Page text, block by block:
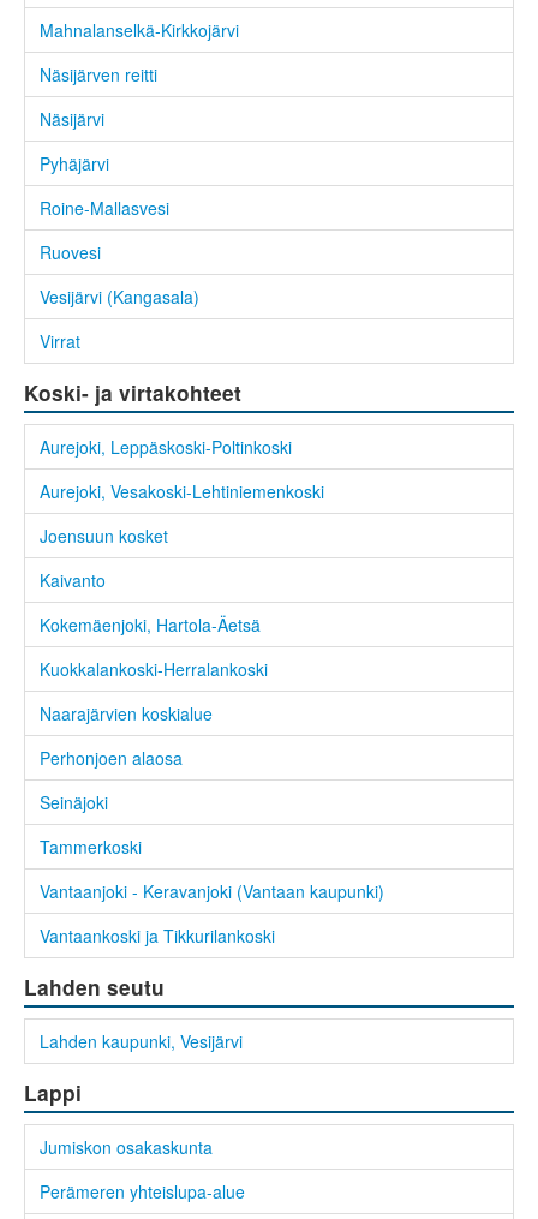
Mahnalanselkä-Kirkkojärvi
Näsijärven reitti
Näsijärvi
Pyhäjärvi
Roine-Mallasvesi
Ruovesi
Vesijärvi (Kangasala)
Virrat
Koski- ja virtakohteet
Aurejoki, Leppäskoski-Poltinkoski
Aurejoki, Vesakoski-Lehtiniemenkoski
Joensuun kosket
Kaivanto
Kokemäenjoki, Hartola-Äetsä
Kuokkalankoski-Herralankoski
Naarajärvien koskialue
Perhonjoen alaosa
Seinäjoki
Tammerkoski
Vantaanjoki - Keravanjoki (Vantaan kaupunki)
Vantaankoski ja Tikkurilankoski
Lahden seutu
Lahden kaupunki, Vesijärvi
Lappi
Jumiskon osakaskunta
Perämeren yhteislupa-alue